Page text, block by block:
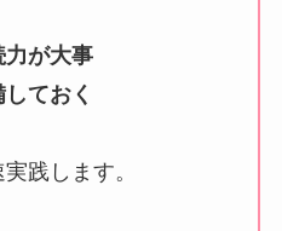
力が大事
ておく
践します。